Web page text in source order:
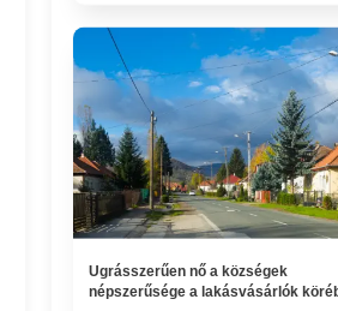
Ugrásszerűen nő a községek
népszerűsége a lakásvásárlók